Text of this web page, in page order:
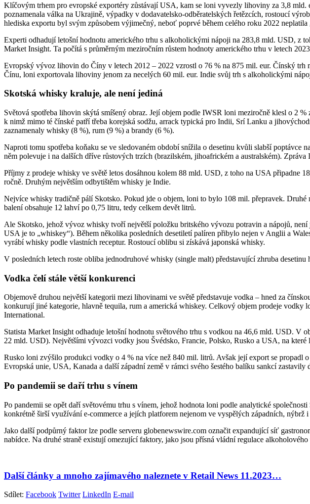
Klíčovým trhem pro evropské exportéry zůstávají USA, kam se loni vyvezly lihoviny za 3,8
poznamenala válka na Ukrajině, výpadky v dodavatelsko-odběratelských řetězcích, rostoucí
hlediska exportu byl svým způsobem výjimečný, neboť poprvé během celého roku 2022
Experti odhadují letošní hodnotu amerického trhu s alkoholickými nápoji na 283,8 mld. USD, z
Market Insight. Ta počítá s průměrným meziročním růstem hodnoty amerického trhu v letech
Evropský vývoz lihovin do Číny v letech 2012 – 2022 vzrostl o 76 % na 875 mil. eur. Čínský trh
Čínu, loni exportovala lihoviny jenom za necelých 60 mil. eur. Indie svůj trh s alkoholickými
Skotská whisky kraluje, ale není jediná
Světová spotřeba lihovin skýtá smíšený obraz. Její objem podle IWSR loni meziročně klesl o 2
k nimž mimo té čínské patří třeba korejská sodžu, arrack typická pro Indii, Srí Lanku a
zaznamenaly whisky (8 %), rum (9 %) a brandy (6 %).
Naproti tomu spotřeba koňaku se ve sledovaném období snížila o desetinu kvůli slabší
něm polevuje i na dalších dříve růstových trzích (brazilském, jihoafrickém a australském).
Příjmy z prodeje whisky ve světě letos dosáhnou kolem 88 mld. USD, z toho na USA připadne
ročně. Druhým největším odbytištěm whisky je Indie.
Nejvíce whisky tradičně pálí Skotsko. Pokud jde o objem, loni to bylo 108 mil. přepravek.
balení obsahuje 12 lahví po 0,75 litru, tedy celkem devět litrů.
Ale Skotsko, jehož vývoz whisky tvoří největší položku britského vývozu potravin a nápojů,
USA je to „whiskey“). Během několika posledních desetiletí palíren přibylo nejen v Anglii a
vyrábí whisky podle vlastních receptur. Rostoucí oblibu si získává japonská whisky.
V posledních letech roste obliba jednodruhové whisky (single malt) představující zhruba
Vodka čelí stále větší konkurenci
Objemově druhou největší kategorii mezi lihovinami ve světě představuje vodka – hned za
konkurují jiné kategorie, hlavně tequila, rum a americká whiskey. Celkový objem prodeje
International.
Statista Market Insight odhaduje letošní hodnotu světového trhu s vodkou na 46,6 mld. USD.
22 mld. USD). Největšími vývozci vodky jsou Švédsko, Francie, Polsko, Rusko a USA, na
Rusko loni zvýšilo produkci vodky o 4 % na více než 840 mil. litrů. Avšak její export se propadl
Evropská unie, USA, Kanada a další západní země v rámci svého šestého balíku sankcí
Po pandemii se daří trhu s vínem
Po pandemii se opět daří světovému trhu s vínem, jehož hodnota loni podle analytické
konkrétně širší využívání e-commerce a jejích platforem nejenom ve vyspělých západních,
Jako další podpůrný faktor lze podle serveru globenewswire.com označit expandující síť
nabídce. Na druhé straně existují omezující faktory, jako jsou přísná vládní regulace
Další články a mnoho zajímavého naleznete v Retail News 11.2023…
Sdílet: Facebook Twitter LinkedIn E-mail